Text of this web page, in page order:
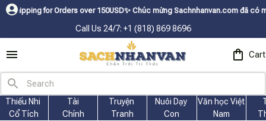
for Orders over 150USDㅤ✨ Chúc mừng Sachnhanvan.com đã có mặt hơn
Call Us 24/7: +1 (818) 869 8696
Cart
Thiếu Nhi
Cổ Tích
Tài
Chính
Truyện
Tranh
Nuôi Dạy
Con
Văn học Việt
Nam